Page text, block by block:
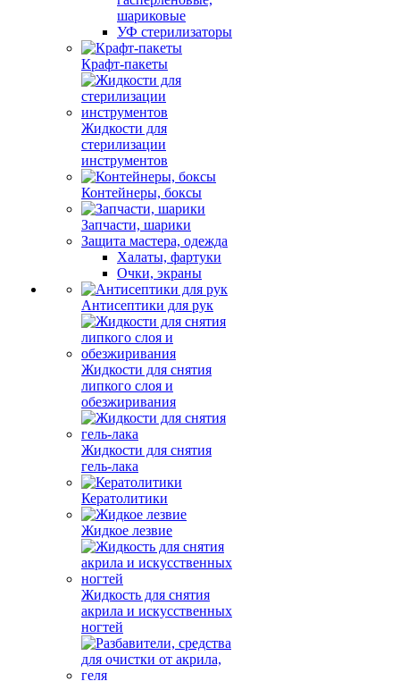
шариковые
УФ стерилизаторы
Крафт-пакеты
Жидкости для
стерилизации
инструментов
Контейнеры, боксы
Запчасти, шарики
Защита мастера, одежда
Халаты, фартуки
Очки, экраны
Антисептики для рук
Жидкости для снятия
липкого слоя и
обезжиривания
Жидкости для снятия
гель-лака
Кератолитики
Жидкое лезвие
Жидкость для снятия
акрила и искусственных
ногтей